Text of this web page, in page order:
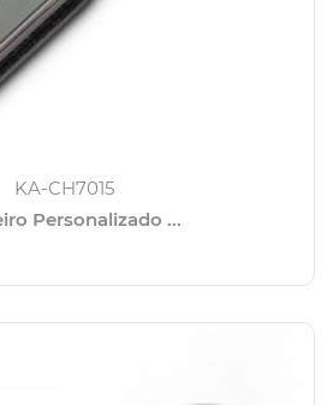
KA-CH7015
Personalizado ...